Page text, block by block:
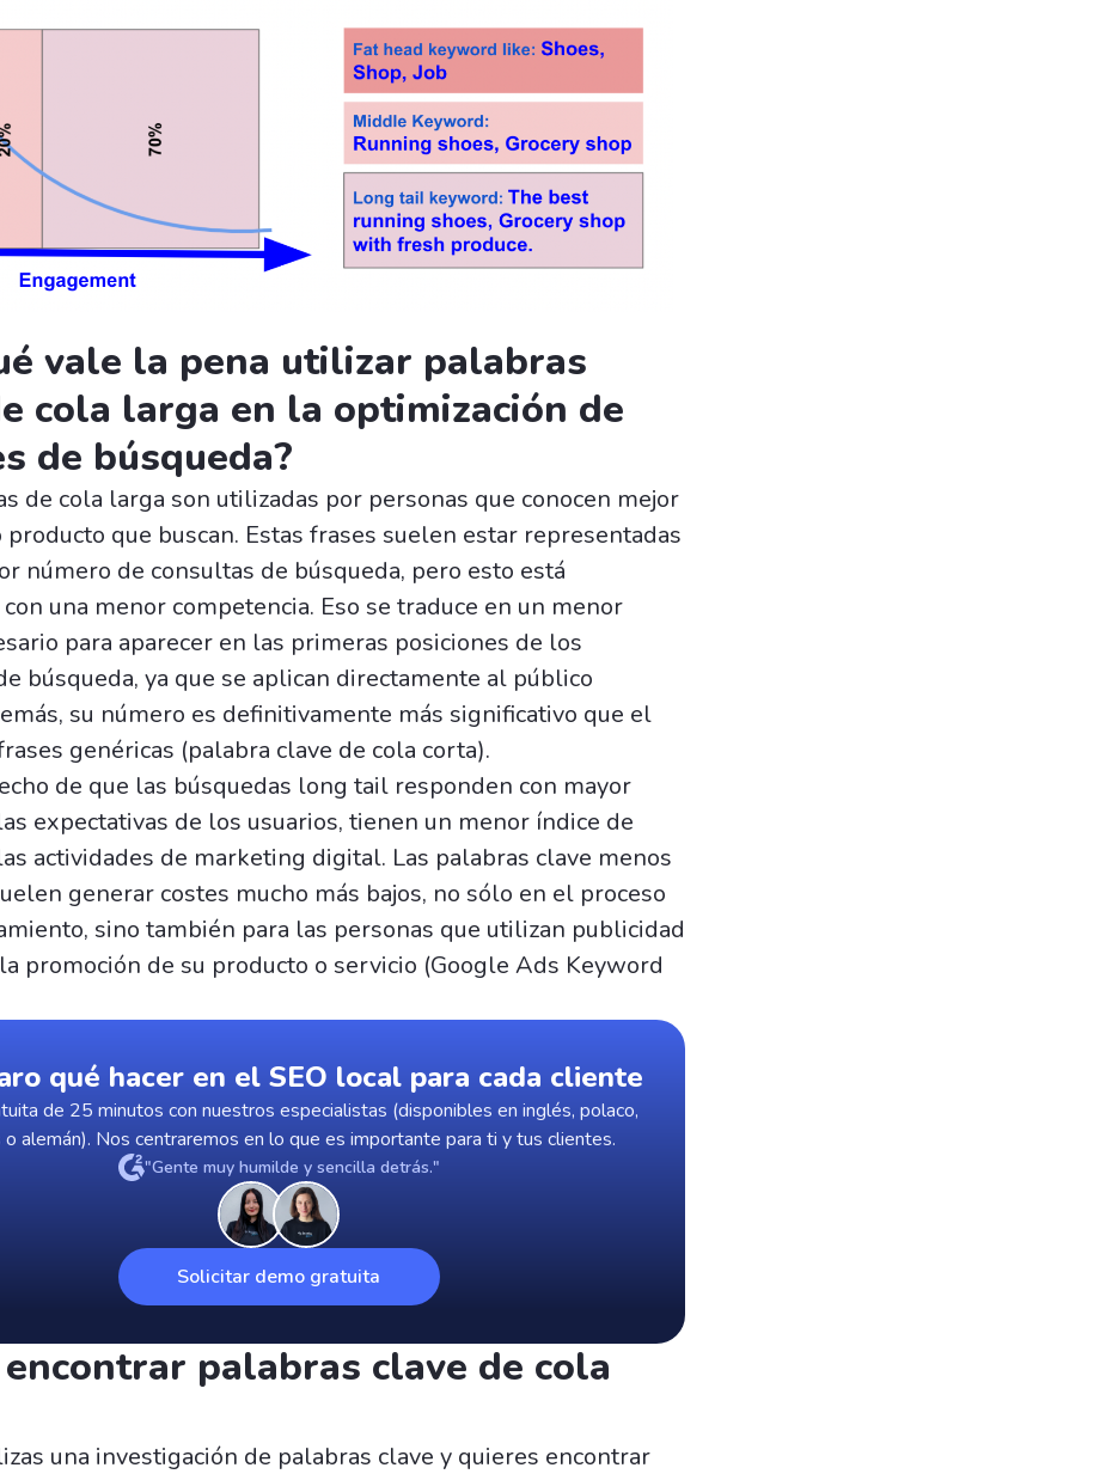
vale la pena utilizar palabras
cola larga en la optimización de
de búsqueda?
de cola larga son utilizadas por personas que conocen mejor
que buscan. Estas frases suelen estar representadas
número de consultas de búsqueda, pero esto está
una menor competencia. Eso se traduce en un menor
para aparecer en las primeras posiciones de los
búsqueda, ya que se aplican directamente al público
su número es definitivamente más significativo que el
genéricas (palabra clave de cola corta).
de que las búsquedas long tail responden con mayor
expectativas de los usuarios, tienen un menor índice de
actividades de marketing digital. Las palabras clave menos
generar costes mucho más bajos, no sólo en el proceso
sino también para las personas que utilizan publicidad
promoción de su producto o servicio (Google Ads Keyword
qué hacer en el SEO local para cada cliente
de 25 minutos con nuestros especialistas (disponibles en inglés, polaco,
o alemán). Nos centraremos en lo que es importante para ti y tus clientes.
"Gente muy humilde y sencilla detrás."
Solicitar demo gratuita
encontrar palabras clave de cola
una investigación de palabras clave y quieres encontrar